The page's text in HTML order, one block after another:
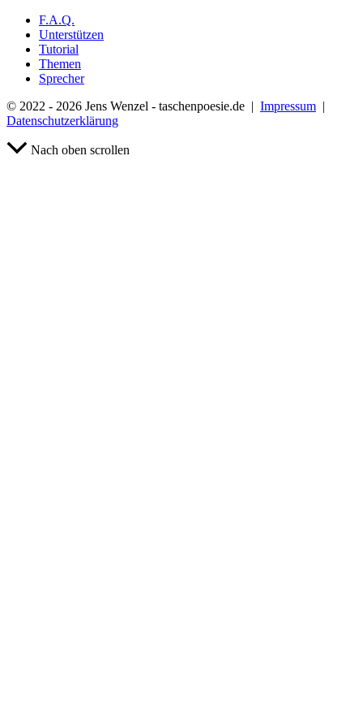
F.A.Q.
Unterstützen
Tutorial
Themen
Sprecher
© 2022 - 2026 Jens Wenzel - taschenpoesie.de | Impressum |
Datenschutzerklärung
Nach oben scrollen